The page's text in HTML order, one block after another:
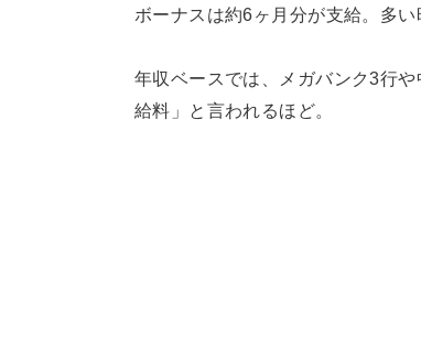
ボーナスは約6ヶ月分が支給。多
年収ベースでは、メガバンク3行
給料」と言われるほど。